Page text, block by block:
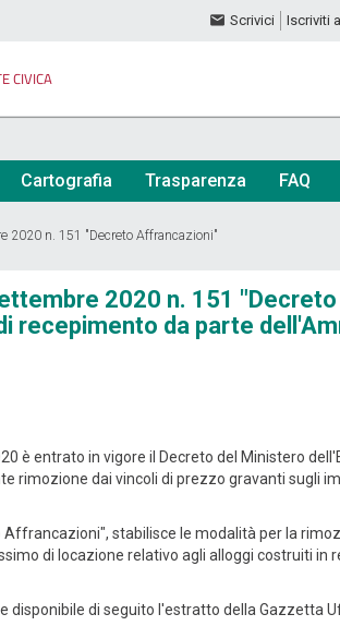
Scrivici Iscriviti
CIVICA
Cartografia Trasparenza FAQ
2020 n. 151 "Decreto Affrancazioni"
2020 n. 151
recepimento da parte
è entrato in vigore il Decreto del Ministero
rimozione dai vincoli di prezzo gravanti sugli
Affrancazioni", stabilisce le modalità per la
di locazione relativo agli alloggi costruiti in
disponibile di seguito l'estratto della Gazzetta